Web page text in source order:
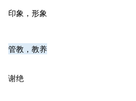
印象，形象
管教，教养
谢绝